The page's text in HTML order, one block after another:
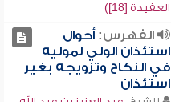
العقيدة [18])
الفهرس:أحوال
استئذان الولي لموليه
في النكاح وتزويجه بغير
استئذان